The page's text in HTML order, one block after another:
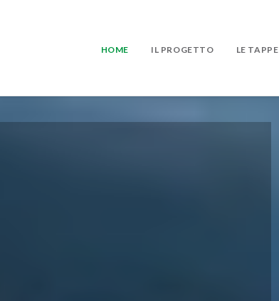
HOME IL PROGETTO LE TAPPE